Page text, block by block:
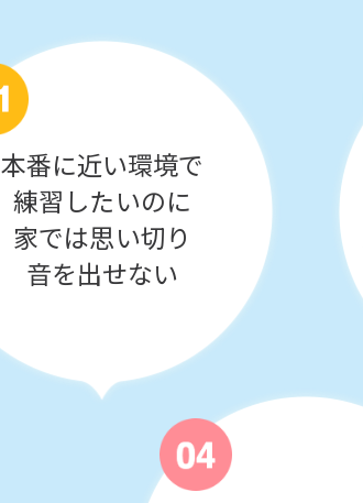
本番に近い環境で
練習したいのに
家では思い切り
音を出せない